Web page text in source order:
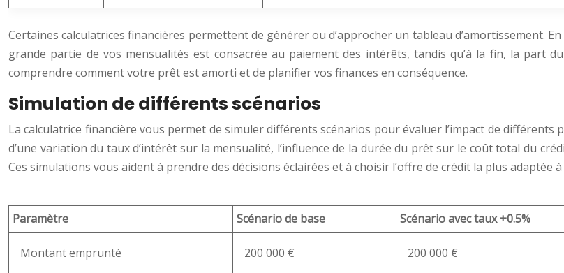
Certaines calculatrices financières permettent de générer ou d’approcher un tableau d’amortissement.
grande partie de vos mensualités est consacrée au paiement des intérêts, tandis qu’à la fin, la part
comprendre comment votre prêt est amorti et de planifier vos finances en conséquence.
Simulation de différents scénarios
La calculatrice financière vous permet de simuler différents scénarios pour évaluer l’impact de
d’une variation du taux d’intérêt sur la mensualité, l’influence de la durée du prêt sur le coût total du
Ces simulations vous aident à prendre des décisions éclairées et à choisir l’offre de crédit la plus adaptée
Paramètre Scénario de base Scénario avec taux +0.5%
Montant emprunté 200 000 € 200 000 €